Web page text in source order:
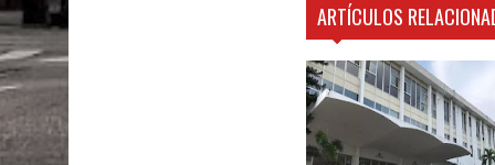
ARTÍCULOS